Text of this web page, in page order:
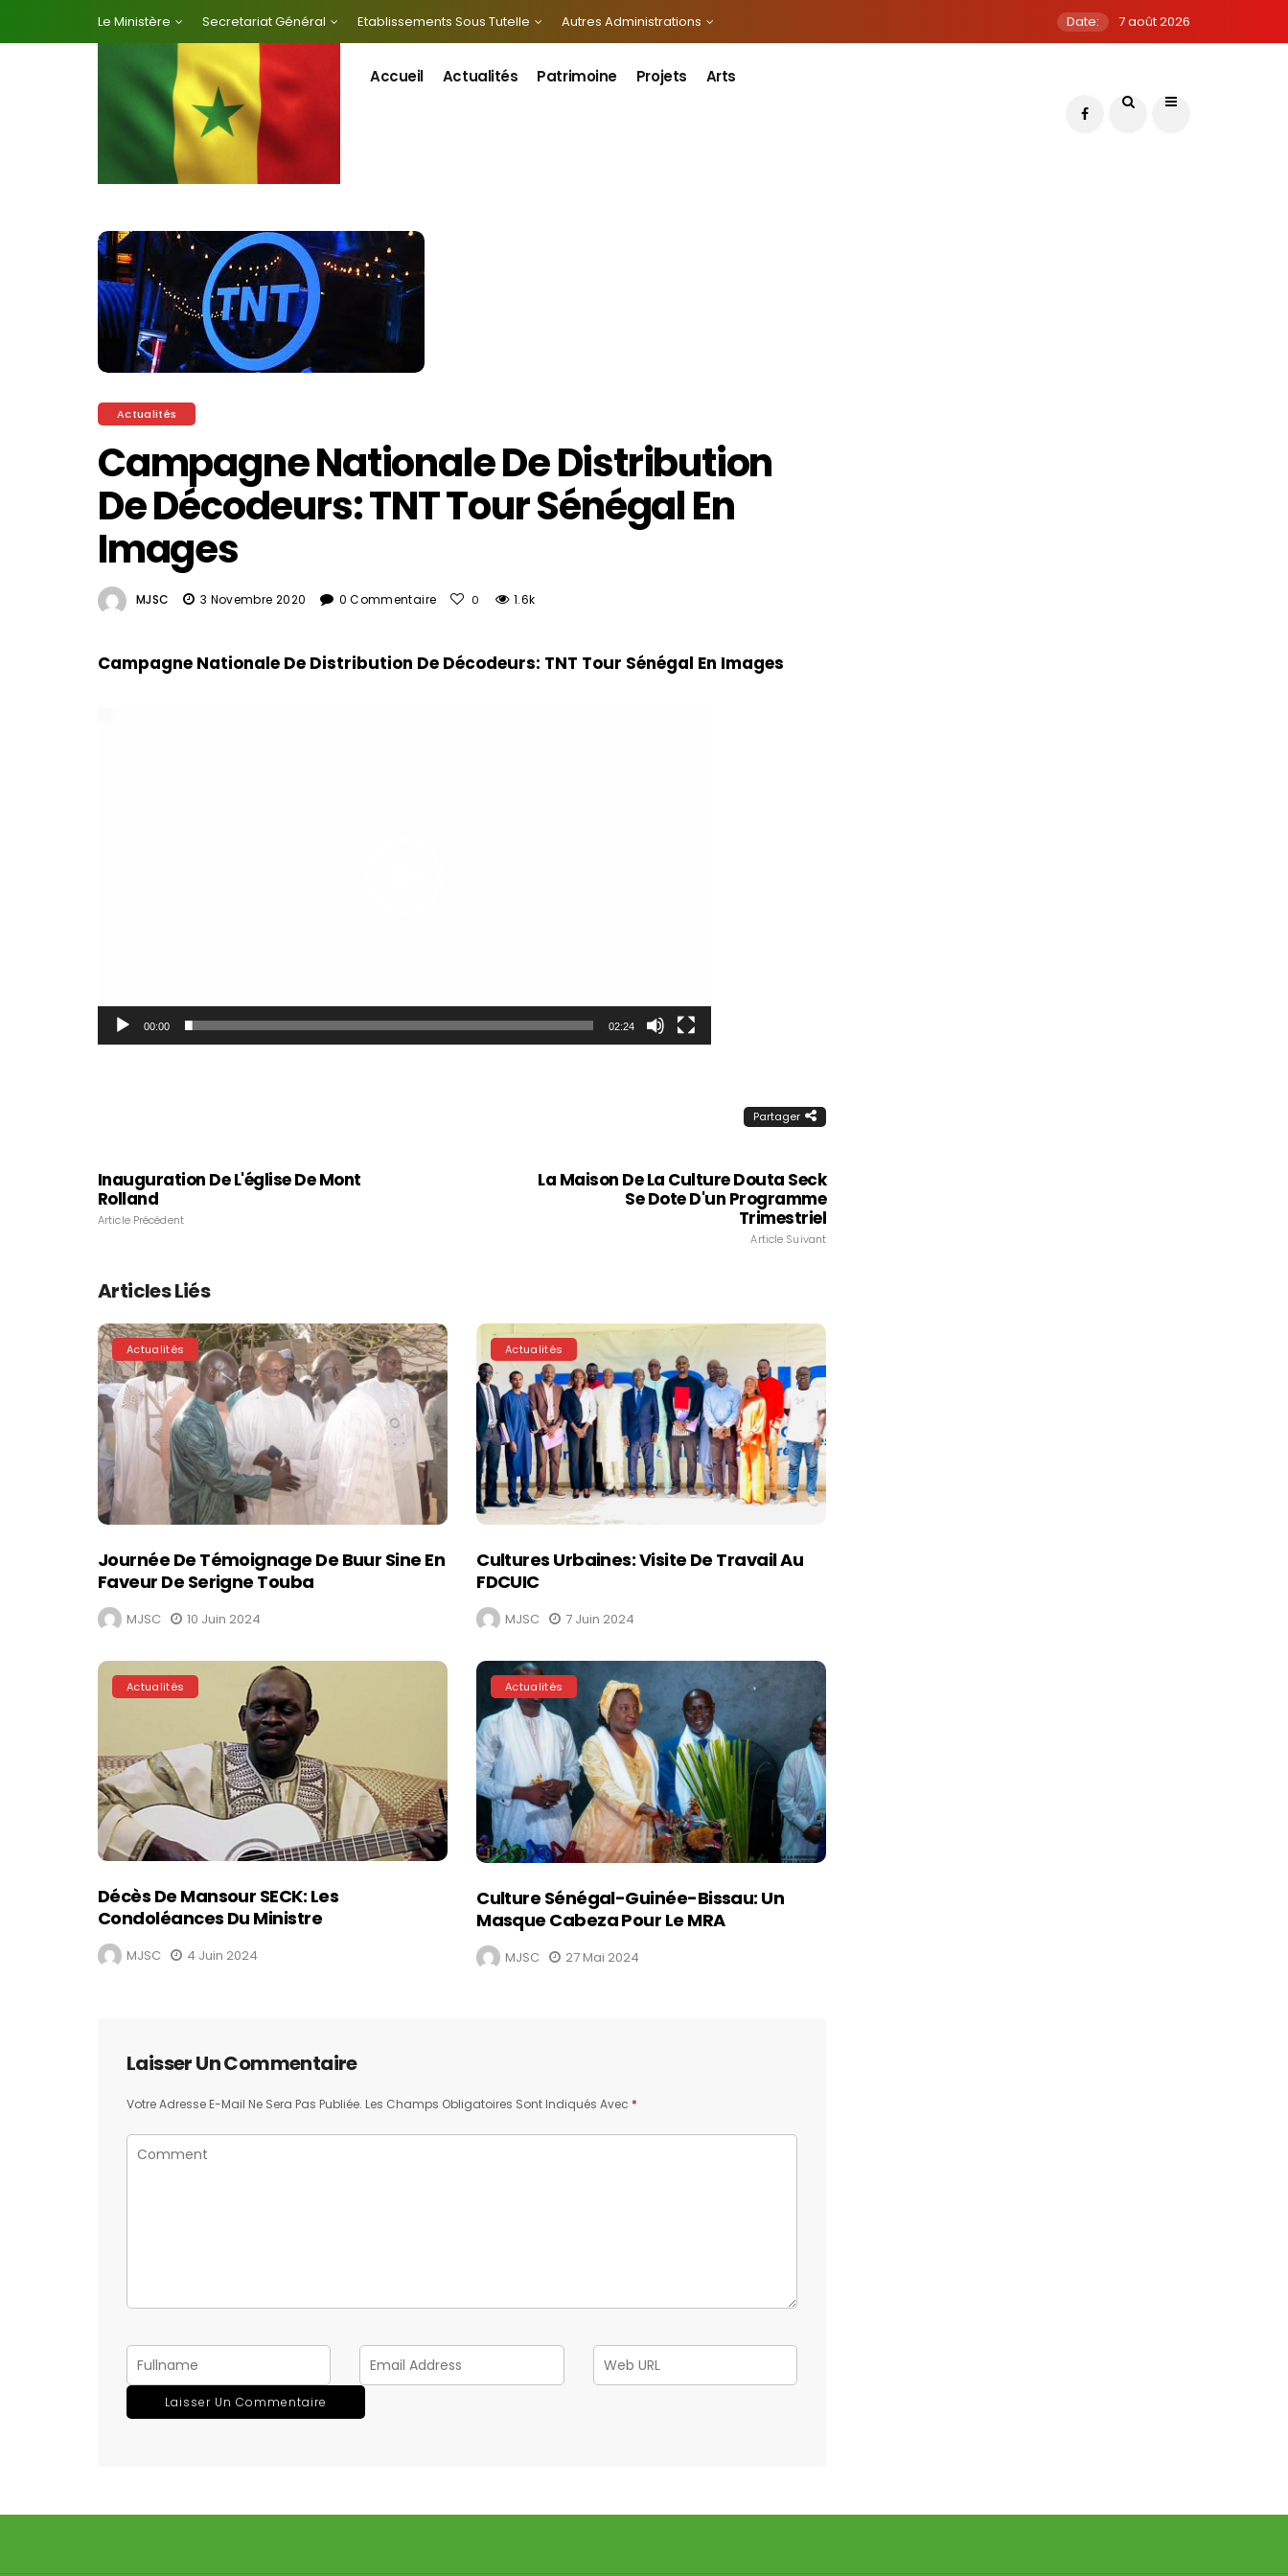
Le Ministère Secretariat Général Etablissements Sous Tutelle Autres Administrations Date: 7 août 2026
Accueil Actualités Patrimoine Projets Arts
Actualités
Campagne Nationale De Distribution
De Décodeurs: TNT Tour Sénégal En
Images
MJSC 3 Novembre 2020 0 Commentaire 0 1.6k
Campagne Nationale De Distribution De Décodeurs: TNT Tour Sénégal En Images
00:00 02:24
Partager
Inauguration De L'église De Mont
Rolland
Article Précédent
La Maison De La Culture Douta Seck
Se Dote D'un Programme
Trimestriel
Article Suivant
Articles Liés
Actualités
Journée De Témoignage De Buur Sine En
Faveur De Serigne Touba
MJSC 10 Juin 2024
Actualités
Cultures Urbaines: Visite De Travail Au
FDCUIC
MJSC 7 Juin 2024
Actualités
Décès De Mansour SECK: Les
Condoléances Du Ministre
MJSC 4 Juin 2024
Actualités
Culture Sénégal-Guinée-Bissau: Un
Masque Cabeza Pour Le MRA
MJSC 27 Mai 2024
Laisser Un Commentaire
Votre Adresse E-Mail Ne Sera Pas Publiée. Les Champs Obligatoires Sont Indiqués Avec *